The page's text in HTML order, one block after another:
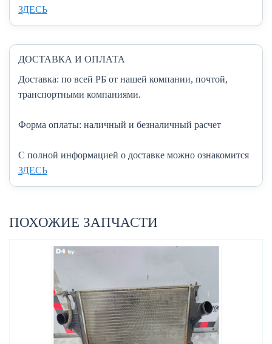
ЗДЕСЬ
ДОСТАВКА И ОПЛАТА
Доставка: по всей РБ от нашей компании, почтой,
транспортными компаниями.
Форма оплаты: наличный и безналичный расчет
C полной информацией о доставке можно ознакомится
ЗДЕСЬ
ПОХОЖИЕ ЗАПЧАСТИ